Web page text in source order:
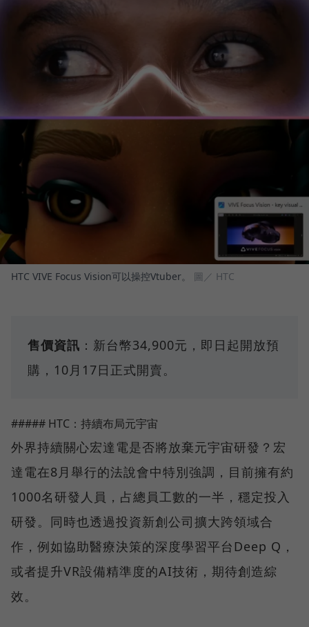
HTC VIVE Focus Vision可以操控Vtuber。 圖／ HTC
售價資訊 ：新台幣34,900元，即日起開放預
購，10月17日正式開賣。
##### HTC：持續布局元宇宙
外界持續關心宏達電是否將放棄元宇宙研發？宏
達電在8月舉行的法說會中特別強調，目前擁有約
1000名研發人員，占總員工數的一半，穩定投入
研發。同時也透過投資新創公司擴大跨領域合
作，例如協助醫療決策的深度學習平台Deep Q，
或者提升VR設備精準度的AI技術，期待創造綜
效。